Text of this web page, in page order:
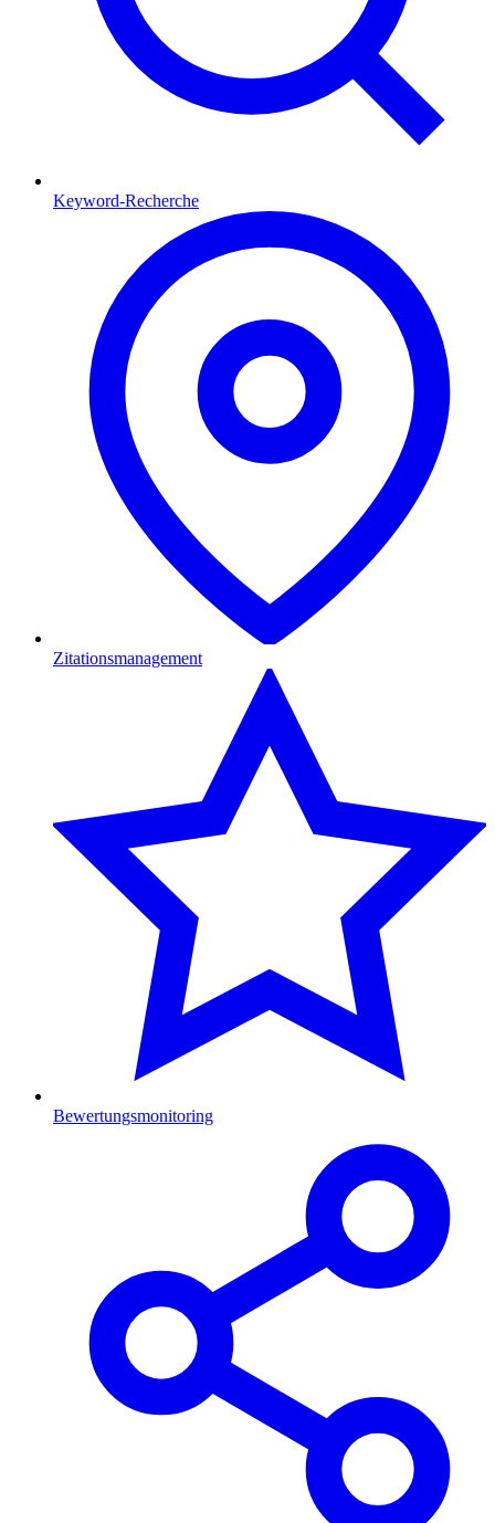
Keyword-Recherche
Zitationsmanagement
Bewertungsmonitoring